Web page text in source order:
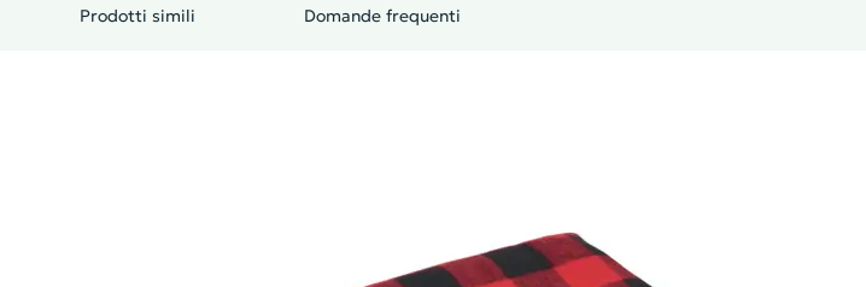
Prodotti simili Domande frequenti